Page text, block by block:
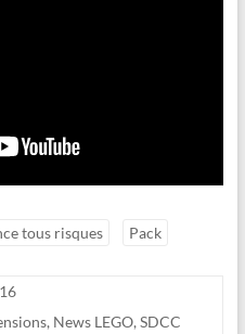
tous risques Pack
, News LEGO, SDCC